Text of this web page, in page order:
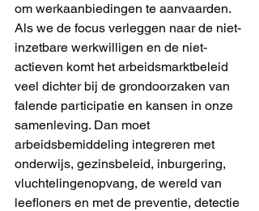
om werkaanbiedingen te aanvaarden.
Als we de focus verleggen naar de niet-
inzetbare werkwilligen en de niet-
actieven komt het arbeidsmarktbeleid
veel dichter bij de grondoorzaken van
falende participatie en kansen in onze
samenleving. Dan moet
arbeidsbemiddeling integreren met
onderwijs, gezinsbeleid, inburgering,
vluchtelingenopvang, de wereld van
leefloners en met de preventie, detectie